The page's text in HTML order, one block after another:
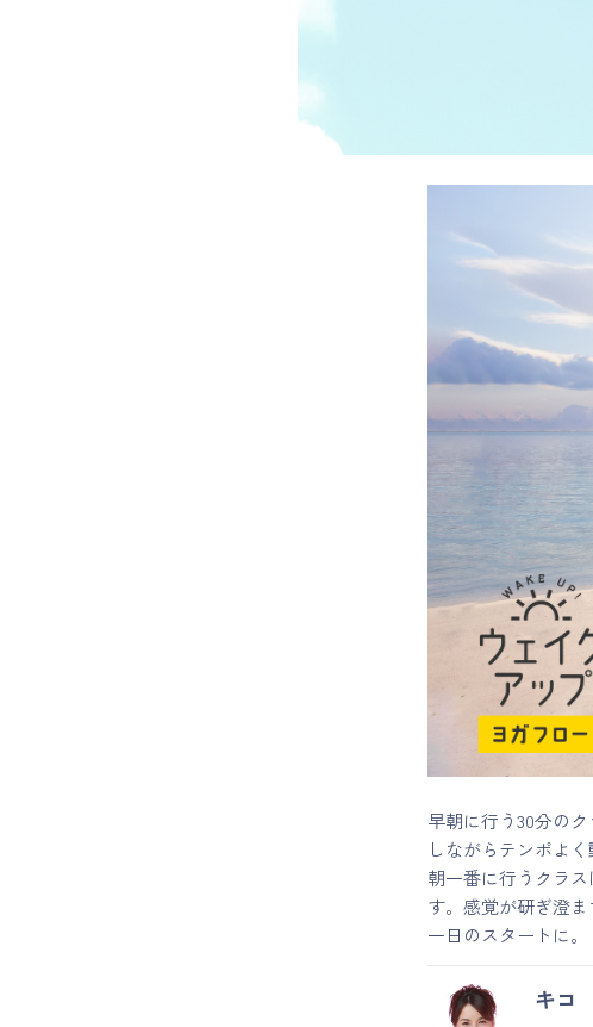
特定商取引にかかわる表示
早朝に行う30分の
しながらテンポよく
朝一番に行うクラ
す。感覚が研ぎ澄
一日のスタートに。
キコ